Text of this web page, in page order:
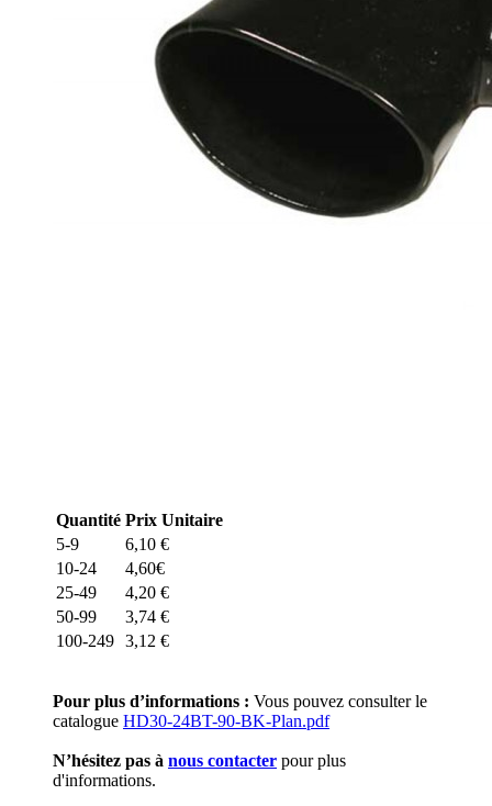
Quantité Prix Unitaire
5-9
6,10 €
10-24
4,60€
25-49
4,20 €
50-99
3,74 €
100-249 3,12 €
Pour plus d’informations : Vous pouvez consulter le
catalogue HD30-24BT-90-BK-Plan.pdf
N’hésitez pas à nous contacter pour plus
d'informations.